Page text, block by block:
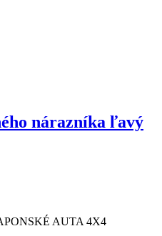
nárazníka ľavý
AUTA 4X4